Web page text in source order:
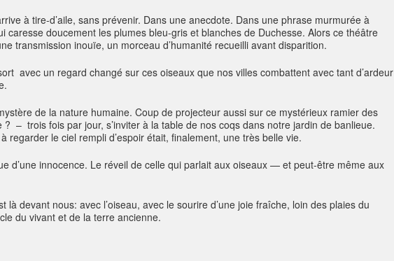
à tire-d’aile, sans prévenir. Dans une anecdote. Dans une phrase murmurée à
caresse doucement les plumes bleu-gris et blanches de Duchesse. Alors ce théâtre
transmission inouïe, un morceau d’humanité recueilli avant disparition.
avec un regard changé sur ces oiseaux que nos villes combattent avec tant d’ardeur
de la nature humaine. Coup de projecteur aussi sur ce mystérieux ramier des
– trois fois par jour, s’inviter à la table de nos coqs dans notre jardin de banlieue.
regarder le ciel rempli d’espoir était, finalement, une très belle vie.
d’une innocence. Le réveil de celle qui parlait aux oiseaux — et peut-être même aux
là devant nous: avec l’oiseau, avec le sourire d’une joie fraîche, loin des plaies du
du vivant et de la terre ancienne.